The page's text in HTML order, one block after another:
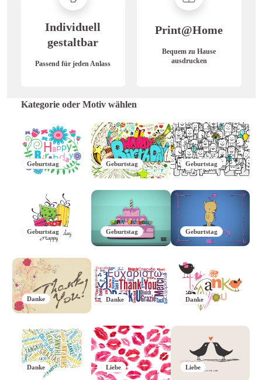
Individuell
gestaltbar
Passend für jeden Anlass
Print@Home
Bequem zu Hause
ausdrucken
Kategorie oder Motiv wählen
Geburtstag Geburtstag Geburtstag
Geburtstag Geburtstag Geburtstag
Danke Danke Danke
Danke Liebe Liebe